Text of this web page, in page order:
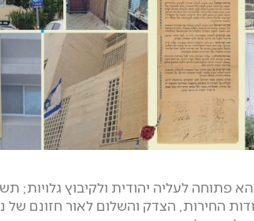
פתוחה לעליה יהודית ולקיבוץ
החירות, הצדק והשלום לאור חזונם של